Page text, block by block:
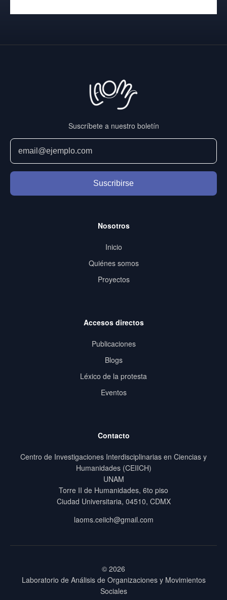
Suscríbete a nuestro boletín
Suscribirse
Nosotros
Inicio
Quiénes somos
Proyectos
Accesos directos
Publicaciones
Blogs
Léxico de la protesta
Eventos
Contacto
Centro de Investigaciones Interdisciplinarias en Ciencias y
Humanidades (CEIICH)
UNAM
Torre II de Humanidades, 6to piso
Ciudad Universitaria, 04510, CDMX
laoms.ceiich@gmail.com
© 2026
Laboratorio de Análisis de Organizaciones y Movimientos
Sociales